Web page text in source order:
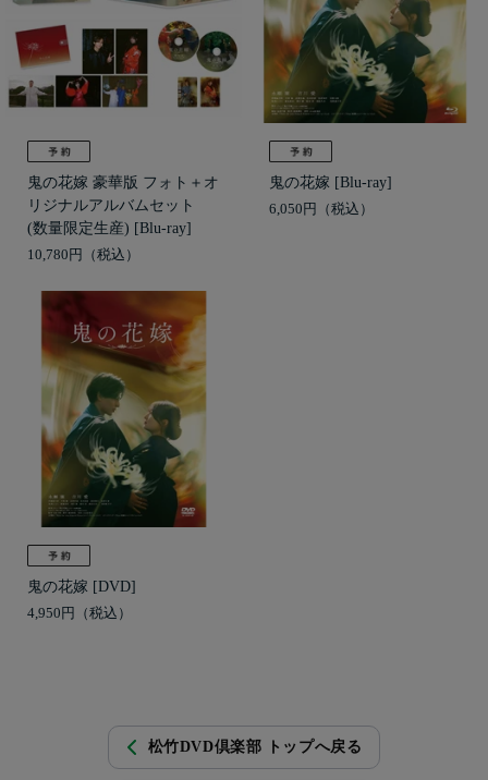
鬼の花嫁 豪華版 フォト＋オ
リジナルアルバムセット
(数量限定生産) [Blu-ray]
10,780円
鬼の花嫁 [Blu-ray]
6,050円
鬼の花嫁 [DVD]
4,950円
松竹DVD倶楽部 トップへ戻る